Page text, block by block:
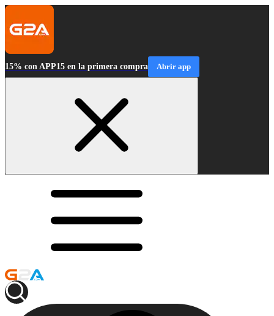
15% con APP15 en la primera compra Abrir app